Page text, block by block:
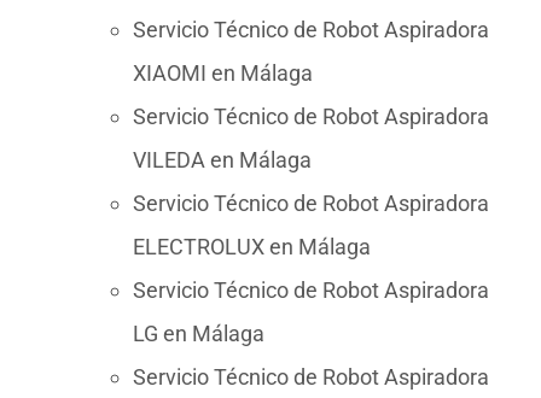
Servicio Técnico de Robot Aspiradora
XIAOMI en Málaga
Servicio Técnico de Robot Aspiradora
VILEDA en Málaga
Servicio Técnico de Robot Aspiradora
ELECTROLUX en Málaga
Servicio Técnico de Robot Aspiradora
LG en Málaga
Servicio Técnico de Robot Aspiradora